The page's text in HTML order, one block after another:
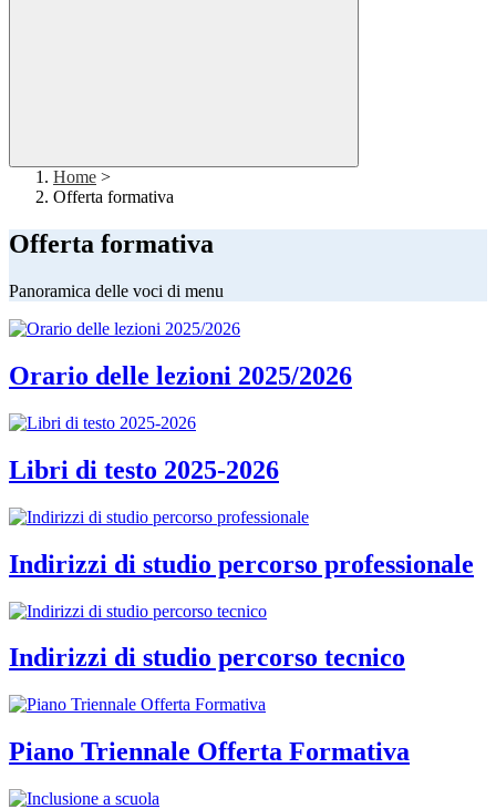
Home >
Offerta formativa
Offerta formativa
Panoramica delle voci di menu
Orario delle lezioni 2025/2026
Libri di testo 2025-2026
Indirizzi di studio percorso professionale
Indirizzi di studio percorso tecnico
Piano Triennale Offerta Formativa